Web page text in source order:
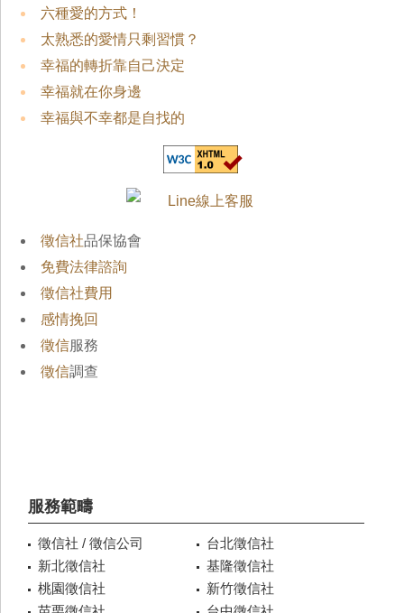
六種愛的方式！
太熟悉的愛情只剩習慣？
幸福的轉折靠自己決定
幸福就在你身邊
幸福與不幸都是自找的
徵信社品保協會
免費法律諮詢
徵信社費用
感情挽回
徵信服務
徵信調查
服務範疇
徵信社 / 徵信公司
台北徵信社
新北徵信社
基隆徵信社
桃園徵信社
新竹徵信社